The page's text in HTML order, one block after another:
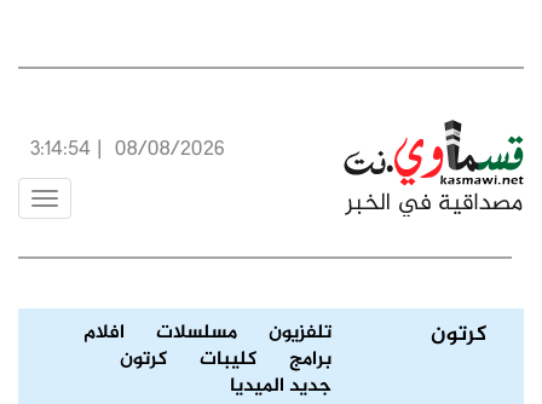
08/08/2026
|
3:14:54
Toggle
كرتون تلفزيون مسلسلات
افلام
برامج
كليبات
كرتون
جديد الميديا